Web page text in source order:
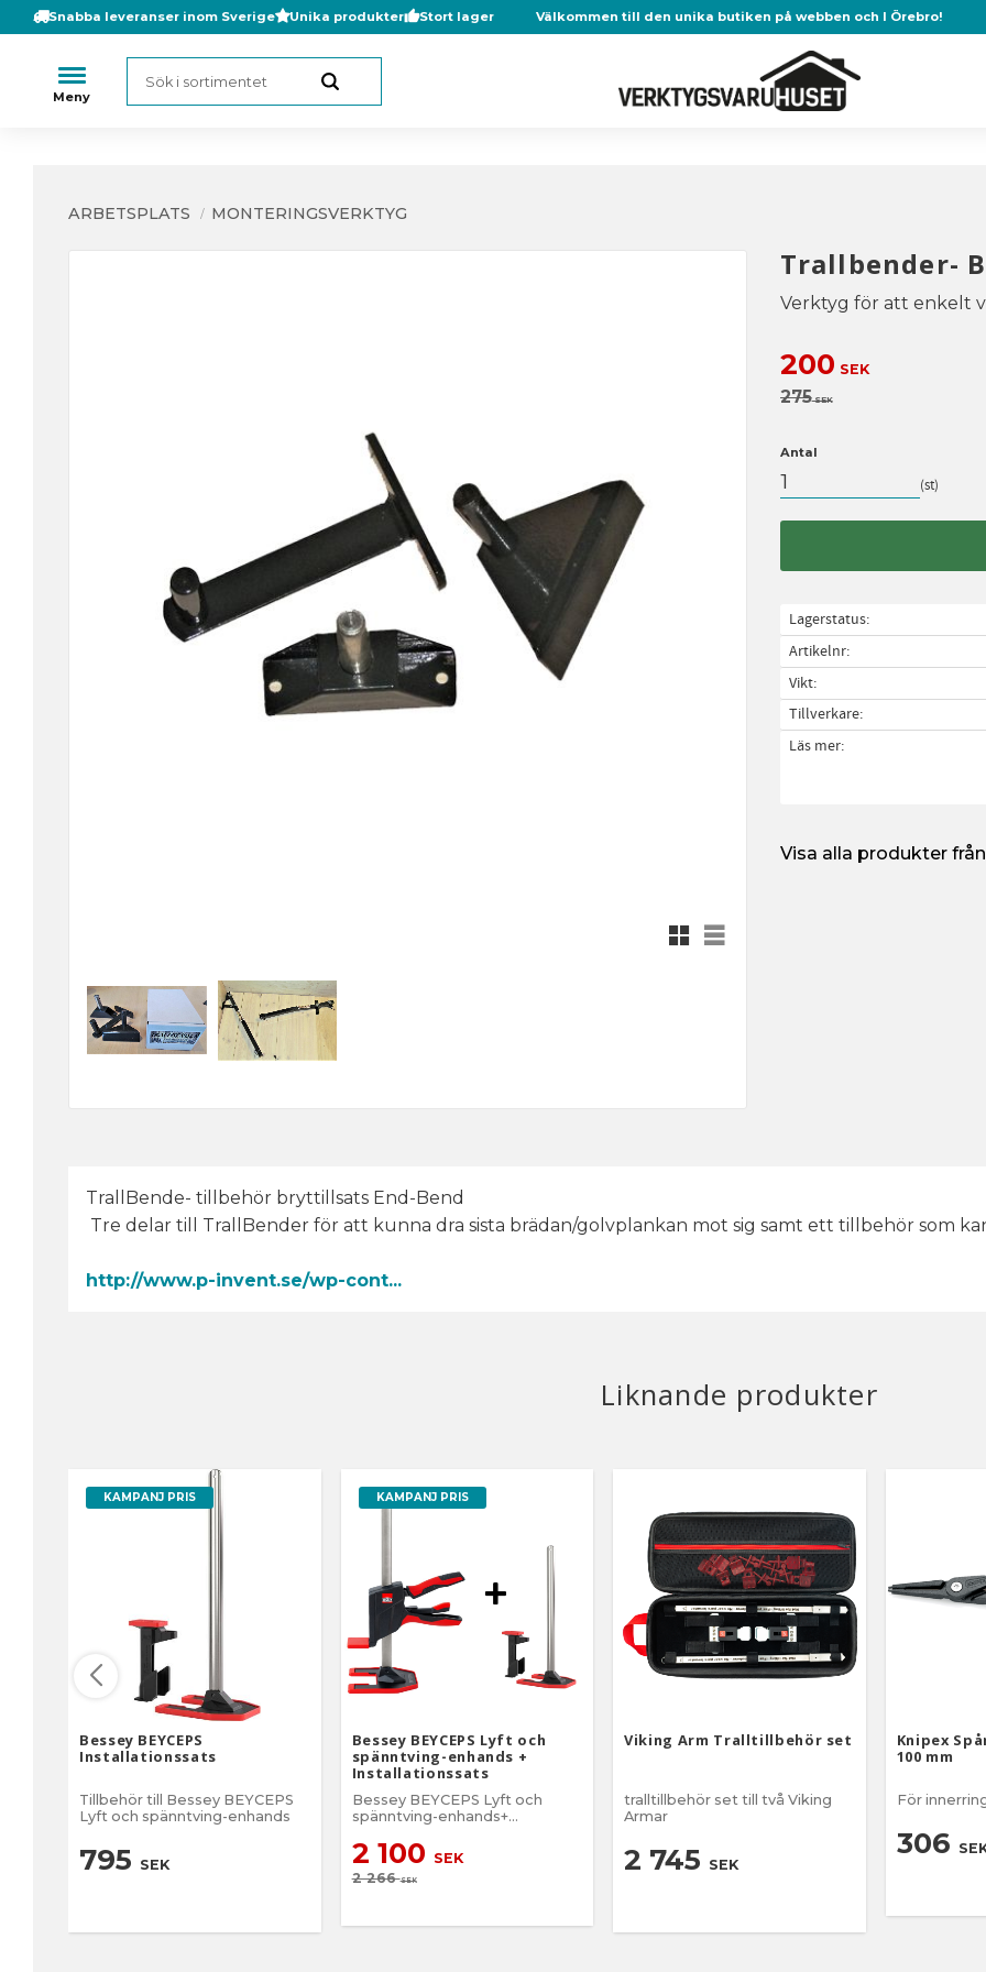
Snabba leveranser inom Sverige Unika produkter Stort lager Välkommen till den unika butiken på webben och I Örebro!
ARBETSPLATS MONTERINGSVERKTYG
Trallbender-
Verktyg för att enkelt
Rutnätsvy
Listvy
Nedsatt pris:
200 SEK
Ordinarie pris:
275SEK
Antal
st
Lagerstatus
Artikelnr
Vikt
Tillverkare
Läs mer
Visa alla produkter
TrallBende- tillbehör bryttillsats End-Bend
Tre delar till TrallBender för att kunna dra sista brädan/golvplankan mot sig samt ett tillbehör som
http://www.p-invent.se/wp-cont...
Liknande produkter
KAMPANJ PRIS
Bessey BEYCEPS
Installationssats
Tillbehör till Bessey BEYCEPS
Lyft och spänntving-enhands
795 SEK
KAMPANJ PRIS
Bessey BEYCEPS Lyft och
spänntving-enhands +
Installationssats
Bessey BEYCEPS Lyft och
spänntving-enhands+
enhands monteringsverktyg
med en lyftkapacitet på upp till
180 kg. Smart konstruktion för
2 100 SEK
2 266SEK
Viking Arm Tralltillbehör set
tralltillbehör set till två Viking
Armar
2 745 SEK
Knipex
100 mm
För
306